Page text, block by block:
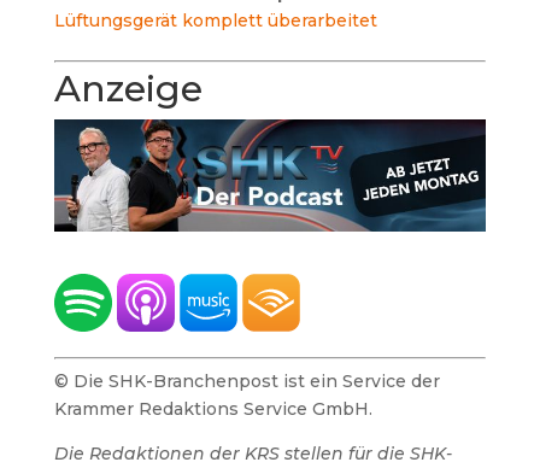
Lüftungsgerät komplett überarbeitet
Anzeige
© Die SHK-Branchenpost ist ein Service der
Krammer Redaktions Service GmbH.
Die Redaktionen der KRS stellen für die SHK-